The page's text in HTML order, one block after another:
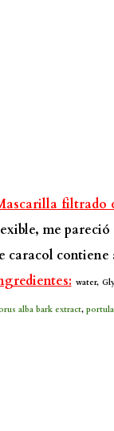
filtrado
me
caracol contiene
water,
alba bark extract,